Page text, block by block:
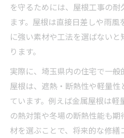
を守るためには、屋根工事の耐
ます。屋根は直接日差しや雨
に強い素材や工法を選ばない
ります。
実際に、埼玉県内の住宅で一
屋根は、遮熱・断熱性や軽量
ています。例えば金属屋根は軽
の熱対策や冬場の断熱性能も
材を選ぶことで、将来的な修